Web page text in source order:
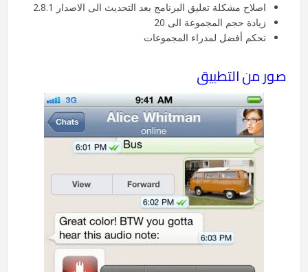
اصلاح مشكلة تعليق البرنامج بعد التحديث الى الاصدار 2.8.1
زيادة حجم المجموعة الى 20
تحكم أفضل لمدراء المجموعات
صور من التطبيق